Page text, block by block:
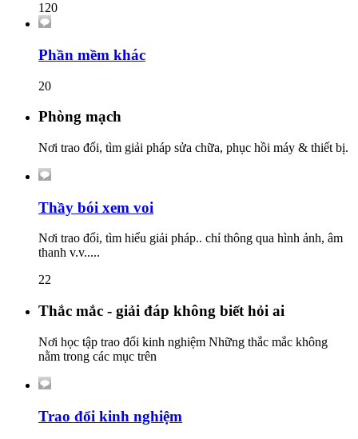
120
Phần mềm khác
20
Phòng mạch
Nơi trao đổi, tìm giải pháp sửa chữa, phục hồi máy & thiết bị.
Thầy bói xem voi
Nơi trao đổi, tìm hiểu giải pháp.. chỉ thông qua hình ảnh, âm
thanh v.v.....
22
Thắc mắc - giải đáp không biết hỏi ai
Nơi học tập trao đổi kinh nghiệm Những thắc mắc không
nằm trong các mục trên
Trao đổi kinh nghiệm